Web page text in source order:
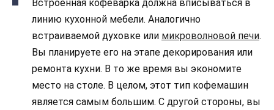
Встроенная кофеварка должна вписываться в
линию кухонной мебели. Аналогично
встраиваемой духовке или микроволновой печи.
Вы планируете его на этапе декорирования или
ремонта кухни. В то же время вы экономите
место на столе. В целом, этот тип кофемашин
является самым большим. С другой стороны, вы